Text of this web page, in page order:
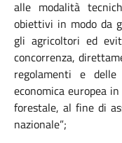
alle modalità
obiettivi in modo da
gli agricoltori ed
concorrenza,
regolamenti e
economica europea
forestale, al fine di
nazionale”;